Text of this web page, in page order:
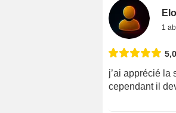
1
5,0
j’ai apprécié la
cependant il